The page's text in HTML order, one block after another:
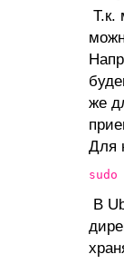
Т.к.
же
Для
sudo
В